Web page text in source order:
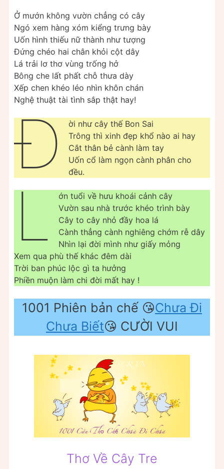
Ở mướn không vườn chẳng có cây
Ngó xem hàng xóm kiểng trưng bày
Uốn hình thiếu nữ thành như tượng
Đứng chéo hai chân khỏi cột dây
Lá trải lơ thơ vùng trống hở
Bông che lất phất chỗ thưa dày
Xếp chen khéo léo nhìn khôn chán
Nghệ thuật tài tình sắp thật hay!
Đ
ời như cây thế Bon Sai
Trông thì xinh đẹp khổ nào ai hay
Cắt thân bẻ cành làm tay
Uốn cổ làm ngọn cành phân cho
đều.
L
ớn tuổi về hưu khoái cảnh cây
Vườn sau nhà trước khéo trình bày
Cây to cây nhỏ đầy hoa lá
Cành thẳng cành nghiêng chớm rễ dây
Nhìn lại đời mình như giấy mỏng
Xem qua phù thế khác đêm dài
Trời ban phúc lộc gì ta hưởng
Phiền muộn làm chi đời mất hay !
1001 Phiên bản chế 😘Chưa Đi
Chưa Biết😘 CƯỜI VUI
Thơ Về Cây Tre